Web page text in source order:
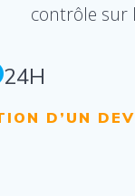
contrôle sur
24H
D’UN